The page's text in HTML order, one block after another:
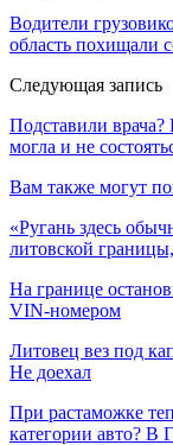
Водители
область похищали
Следующая запись
Подставили врача?
могла и не
Вам также могут
«Ругань здесь
литовской
На границе
VIN-номером
Литовец вез под
Не доехал
При растаможке
категории авто? В